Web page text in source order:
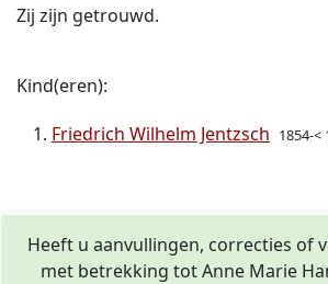
Zij zijn getrouwd.
Kind(eren):
Friedrich Wilhelm Jentzsch 1854-<
Heeft u aanvullingen, correcties of
met betrekking tot Anne Marie